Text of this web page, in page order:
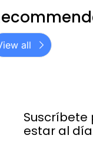
all
Suscríbete
estar al